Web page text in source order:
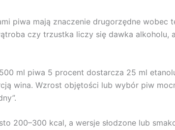
piwa mają znaczenie drugorzędne wobec
czy trzustka liczy się dawka alkoholu,
ml piwa 5 procent dostarcza 25 ml
wina. Wzrost objętości lub wybór piw
200–300 kcal, a wersje słodzone lub